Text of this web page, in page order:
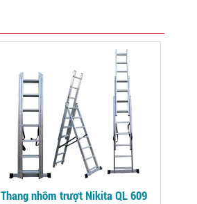
Thang nhôm trượt Nikita QL 609